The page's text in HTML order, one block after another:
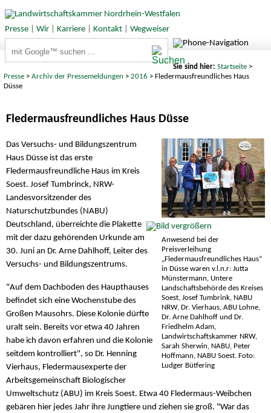
Presse| Wir| Karriere| Kontakt| Wegweiser
Sie sind hier: Startseite>
Presse >Archiv der Pressemeldungen > 2016 > Fledermausfreundliches Haus
Düsse
Fledermausfreundliches Haus Düsse
Anwesend bei der
Preisverleihung
„Fledermausfreundliches Haus“
in Düsse waren v.l.n.r: Jutta
Münstermann, Untere
Landschaftsbehörde des Kreises
Soest, Josef Tumbrink, NABU
NRW, Dr. Vierhaus, ABU Lohne,
Dr. Arne Dahlhoff und Dr.
Friedhelm Adam,
Landwirtschaftskammer NRW,
Sarah Sherwin, NABU, Peter
Hoffmann, NABU Soest. Foto:
Ludger Bütfering
Das Versuchs- und Bildungszentrum
Haus Düsse ist das erste
Fledermausfreundliche Haus im Kreis
Soest. Josef Tumbrinck, NRW-
Landesvorsitzender des
Naturschutzbundes (NABU)
Deutschland, überreichte die Plakette
mit der dazu gehörenden Urkunde am
30. Juni an Dr. Arne Dahlhoff, Leiter des
Versuchs- und Bildungszentrums.
"Auf dem Dachboden des Haupthauses
befindet sich eine Wochenstube des
Großen Mausohrs. Diese Kolonie dürfte
uralt sein. Bereits vor etwa 40 Jahren
habe ich davon erfahren und die Kolonie
seitdem kontrolliert", so Dr. Henning
Vierhaus, Fledermausexperte der
Arbeitsgemeinschaft Biologischer
Umweltschutz (ABU) im Kreis Soest. Etwa 40 Fledermaus-Weibchen
gebären hier jedes Jahr ihre Jungtiere und ziehen sie groß. "War das